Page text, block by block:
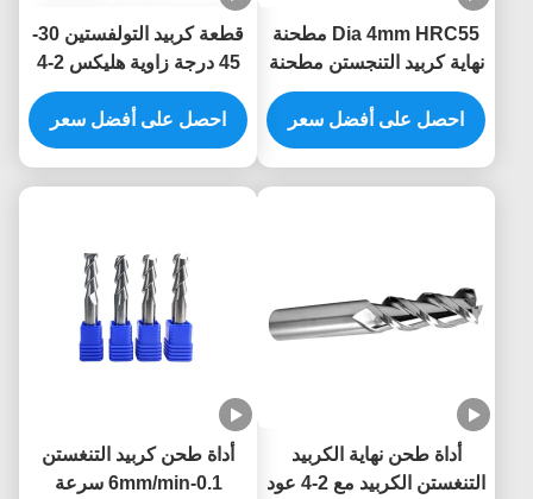
Dia 4mm HRC55 مطحنة
نهاية كربيد التنجستن مطحنة
نهاية مطلية DLC مربعة
احصل على أفضل سعر
قطعة كربيد التولفستين 30-
45 درجة زاوية هليكس 2-4
فلوت 200-3000m/min
سرعة القطع
احصل على أفضل سعر
أداة طحن نهاية الكربيد
التنغستن الكربيد مع 2-4 عود
أداة طحن كربيد التنغستن
0.1-6mm/min سرعة